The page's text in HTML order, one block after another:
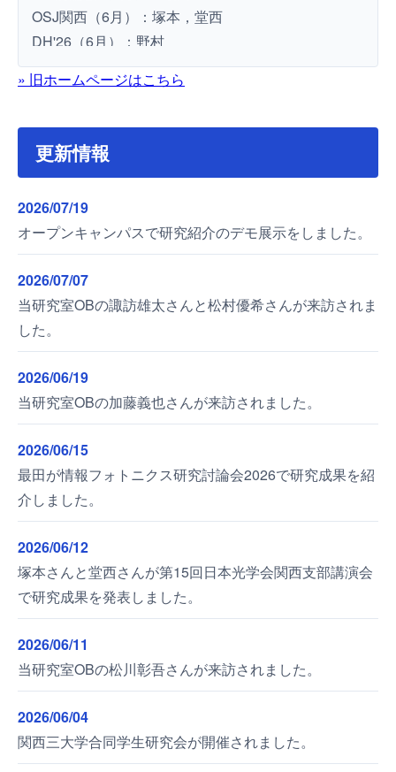
OSJ関西（6月）：塚本，堂西
DH'26（6月）：野村
» 旧ホームページはこちら
更新情報
2026/07/19
オープンキャンパスで研究紹介のデモ展示をしました。
2026/07/07
当研究室OBの諏訪雄太さんと松村優希さんが来訪されま
した。
2026/06/19
当研究室OBの加藤義也さんが来訪されました。
2026/06/15
最田が情報フォトニクス研究討論会2026で研究成果を紹
介しました。
2026/06/12
塚本さんと堂西さんが第15回日本光学会関西支部講演会
で研究成果を発表しました。
2026/06/11
当研究室OBの松川彰吾さんが来訪されました。
2026/06/04
関西三大学合同学生研究会が開催されました。